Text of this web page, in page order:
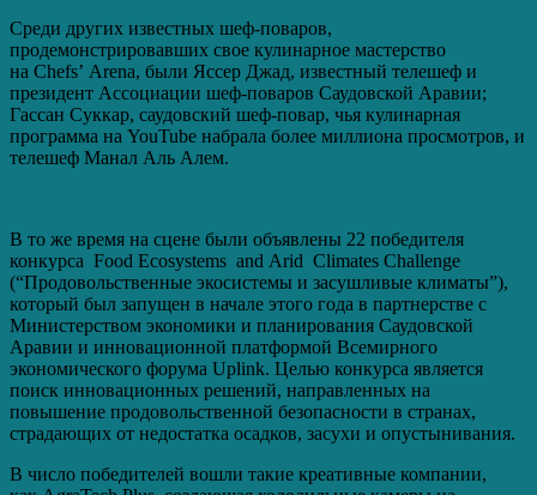
Среди других известных шеф-поваров,
продемонстрировавших свое кулинарное мастерство
на Chefs’ Arena, были Яссер Джад, известный телешеф и
президент Ассоциации шеф-поваров Саудовской Аравии;
Гассан Суккар, саудовский шеф-повар, чья кулинарная
программа на YouTube набрала более миллиона просмотров, и
телешеф Манал Аль Алем.
В то же время на сцене были объявлены 22 победителя
конкурса Food Ecosystems and Arid Climates Challenge
(“Продовольственные экосистемы и засушливые климаты”),
который был запущен в начале этого года в партнерстве с
Министерством экономики и планирования Саудовской
Аравии и инновационной платформой Всемирного
экономического форума Uplink. Целью конкурса является
поиск инновационных решений, направленных на
повышение продовольственной безопасности в странах,
страдающих от недостатка осадков, засухи и опустынивания.
В число победителей вошли такие креативные компании,